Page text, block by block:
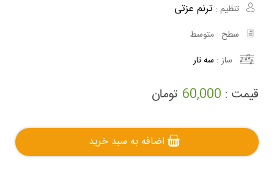
تنظیم : ترنم عزتی
سطح : متوسط
ساز : سه تار
قیمت : 60,000 تومان
اضافه به سبد خرید